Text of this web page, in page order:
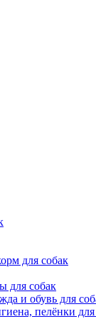
для собак
для собак
и обувь для
пелёнки для